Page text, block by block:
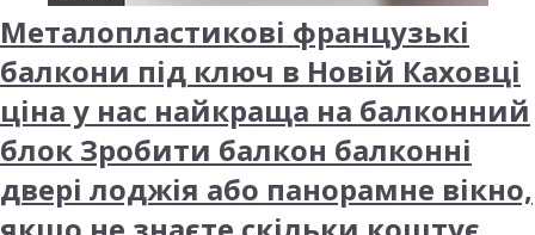
Металопластикові французькі
балкони під ключ в Новій Каховці
ціна у нас найкраща на балконний
блок Зробити балкон балконні
двері лоджія або панорамне вікно,